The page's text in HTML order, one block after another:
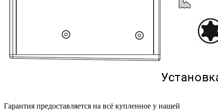
Гарантия предоставляется на всё купленное у нашей